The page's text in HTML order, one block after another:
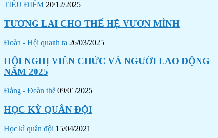
TIÊU ĐIỂM 20/12/2025
TƯƠNG LAI CHO THẾ HỆ VƯƠN MÌNH
Đoàn - Hội quanh ta 26/03/2025
HỘI NGHỊ VIÊN CHỨC VÀ NGƯỜI LAO ĐỘNG
NĂM 2025
Đảng - Đoàn thể 09/01/2025
HỌC KỲ QUÂN ĐỘI
Học kì quân đội 15/04/2021